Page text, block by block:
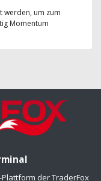
werden, um zum
Momentum
der TraderFox